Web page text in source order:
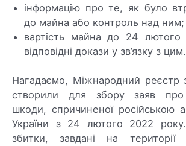
інформацію про те, як було
до майна або контроль над ним;
вартість майна до 24
відповідні докази у зв’язку з цим.
Нагадаємо, Міжнародний реєстр
створили для збору заяв про
шкоди, спричиненої російською
України з 24 лютого 2022
збитки, завдані на